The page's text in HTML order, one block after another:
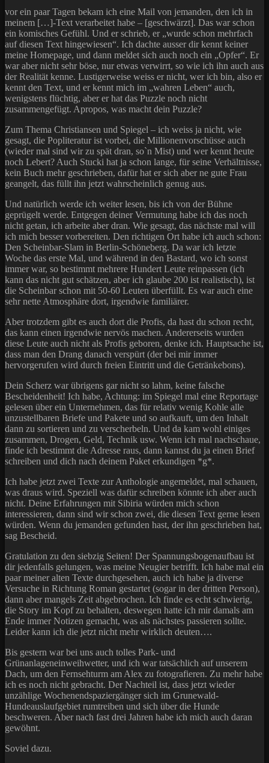
vor ein paar Tagen bekam ich eine Mail von jemanden, den ich in
meinem […]-Text verarbeitet habe – [geschwärzt]. Das war schon
ein komisches Gefühl. Und er schrieb, er „wurde schon mehrfach
auf diesen Text hingewiesen“. Ich dachte ausser dir kennt keiner
meine Homepage, und dann meldet sich auch noch ein „Opfer“. Er
war aber nicht sehr böse, nur etwas verwirrt, so wie ich ihn auch aus
der Realität kenne. Lustigerweise weiss er nicht, wer ich bin, also er
kennt den Text, und er kennt mich im „wahren Leben“ auch,
wenigstens flüchtig, aber er hat das Puzzle noch nicht
zusammengefügt. Apropos, was macht dein Puzzle?
Zum Thema Christiansen und Spiegel – ich weiss ja nicht, wie
gesagt, die Popliteratur ist vorbei, die Millionenvorschüsse auch
(wieder mal sind wir zu spät dran, so`n Mist) und wer kennt heute
noch Lebert? Auch Stucki hat ja schon lange, für seine Verhältnisse,
kein Buch mehr geschrieben, dafür hat er sich aber ne gute Frau
geangelt, das füllt ihn jetzt wahrscheinlich genug aus.
Und natürlich werde ich weiter lesen, bis ich von der Bühne
geprügelt werde. Entgegen deiner Vermutung habe ich das noch
nicht getan, ich arbeite aber dran. Wie gesagt, das nächste mal will
ich mich besser vorbereiten. Den richtigen Ort habe ich auch schon:
Den Scheinbar-Slam in Berlin-Schöneberg. Da war ich letzte
Woche das erste Mal, und während in den Bastard, wo ich sonst
immer war, so bestimmt mehrere Hundert Leute reinpassen (ich
kann das nicht gut schätzen, aber ich glaube 200 ist realistisch), ist
die Scheinbar schon mit 50-60 Leuten überfüllt. Es war auch eine
sehr nette Atmosphäre dort, irgendwie familiärer.
Aber trotzdem gibt es auch dort die Profis, da hast du schon recht,
das kann einen irgendwie nervös machen. Andererseits wurden
diese Leute auch nicht als Profis geboren, denke ich. Hauptsache ist,
dass man den Drang danach verspürt (der bei mir immer
hervorgerufen wird durch freien Eintritt und die Getränkebons).
Dein Scherz war übrigens gar nicht so lahm, keine falsche
Bescheidenheit! Ich habe, Achtung: im Spiegel mal eine Reportage
gelesen über ein Unternehmen, das für relativ wenig Kohle alle
unzustellbaren Briefe und Pakete und so aufkauft, um den Inhalt
dann zu sortieren und zu verscherbeln. Und da kam wohl einiges
zusammen, Drogen, Geld, Technik usw. Wenn ich mal nachschaue,
finde ich bestimmt die Adresse raus, dann kannst du ja einen Brief
schreiben und dich nach deinem Paket erkundigen *g*.
Ich habe jetzt zwei Texte zur Anthologie angemeldet, mal schauen,
was draus wird. Speziell was dafür schreiben könnte ich aber auch
nicht. Deine Erfahrungen mit Sibiria würden mich schon
interessieren, dann sind wir schon zwei, die diesen Text gerne lesen
würden. Wenn du jemanden gefunden hast, der ihn geschrieben hat,
sag Bescheid.
Gratulation zu den siebzig Seiten! Der Spannungsbogenaufbau ist
dir jedenfalls gelungen, was meine Neugier betrifft. Ich habe mal ein
paar meiner alten Texte durchgesehen, auch ich habe ja diverse
Versuche in Richtung Roman gestartet (sogar in der dritten Person),
dann aber mangels Zeit abgebrochen. Ich finde es echt schwierig,
die Story im Kopf zu behalten, deswegen hatte ich mir damals am
Ende immer Notizen gemacht, was als nächstes passieren sollte.
Leider kann ich die jetzt nicht mehr wirklich deuten….
Bis gestern war bei uns auch tolles Park- und
Grünanlageneinweihwetter, und ich war tatsächlich auf unserem
Dach, um den Fernsehturm am Alex zu fotografieren. Zu mehr habe
ich es noch nicht gebracht. Der Nachteil ist, dass jetzt wieder
unzählige Wochenendspaziergänger sich im Grunewald-
Hundeauslaufgebiet rumtreiben und sich über die Hunde
beschweren. Aber nach fast drei Jahren habe ich mich auch daran
gewöhnt.
Soviel dazu.